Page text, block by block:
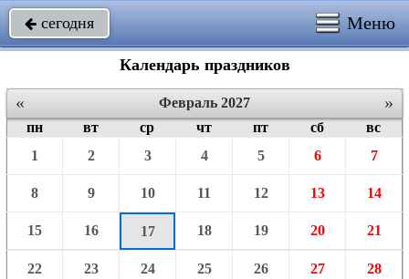
 сегодня Меню
Календарь праздников
« »
Февраль 2027
пн
вт ср чт пт сб
вс
1
2 3 4 5 6 7
8 9 10 11 12 13 14
15 16 17 18 19 20 21
22 23 24 25 26 27 28